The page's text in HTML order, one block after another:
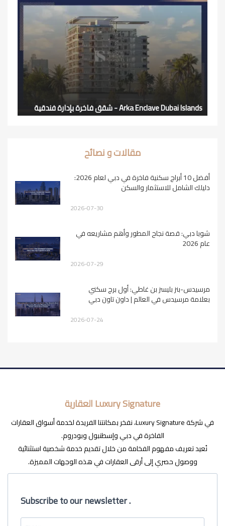
Arka Enclave Dubai Islands - شقق فاخرة بإدارة فندقية
مقالات و نصائح
أفضل 10 أبراج سكنية فاخرة في دبي لعام 2026:
دليلك الشامل للاستثمار والسكن
2026-07-30
شوبا دبي: قصة نجاح المطور وأهم مشاريعه في
عام 2026
2026-07-29
مرسيدس-بنز بليسز بن غاطي: أول برج سكني
بعلامة مرسيدس في العالم | داون تاون دبي
2026-07-24
Luxury Signature العقارية
في شركة Luxury Signature، نفخر بمكانتنا الفريدة لخدمة أسواق العقارات
الفاخرة في دبي وإسطنبول وبودروم.
نُعيد تعريف مفهوم الفخامة من خلال تقديم خدمة شخصية استثنائية
ووصول حصري إلى أرقى العقارات في هذه الوجهات المميزة.
Subscribe to our newsletter .